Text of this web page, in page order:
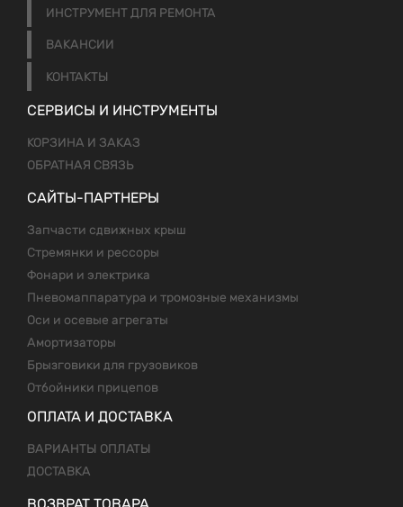
ИНСТРУМЕНТ ДЛЯ РЕМОНТА
ВАКАНСИИ
КОНТАКТЫ
СЕРВИСЫ И ИНСТРУМЕНТЫ
КОРЗИНА И ЗАКАЗ
ОБРАТНАЯ СВЯЗЬ
САЙТЫ-ПАРТНЕРЫ
Запчасти сдвижных крыш
Стремянки и рессоры
Фонари и электрика
Пневомаппаратура и тромозные механизмы
Оси и осевые агрегаты
Амортизаторы
Брызговики для грузовиков
Отбойники прицепов
ОПЛАТА И ДОСТАВКА
ВАРИАНТЫ ОПЛАТЫ
ДОСТАВКА